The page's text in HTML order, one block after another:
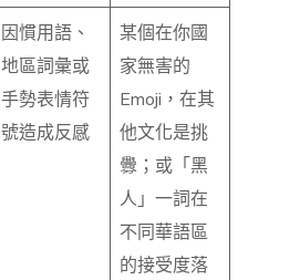
因慣用語、
地區詞彙或
手勢表情符
號造成反感
某個在你國
家無害的
Emoji，在其
他文化是挑
釁；或「黑
人」一詞在
不同華語區
的接受度落